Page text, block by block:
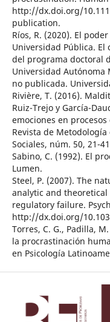
http://dx.doi.org/
publication.
Ríos, R. (2020). El
Universidad Pública. El
del programa doctoral
Universidad Autónoma
no publicada.
Rivière, T. (2016).
Ruiz-Trejo y García-
emociones en
Revista de Metodología
Sociales, núm. 50, 21-
Sabino, C. (1992). El
Lumen.
Steel, P. (2007). The
analytic and
regulatory failure.
http://dx.doi.org/
Torres, C. G., Padilla,
la procrastinación
en Psicología